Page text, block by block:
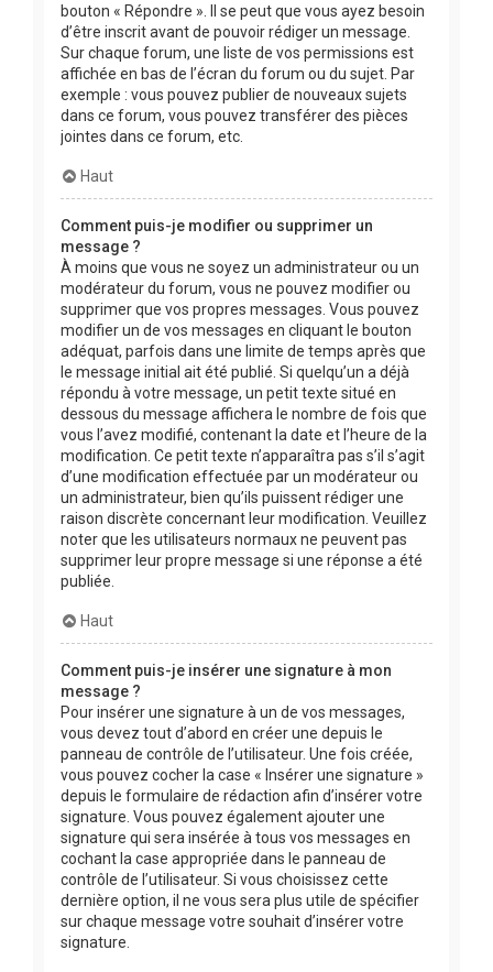
bouton « Répondre ». Il se peut que vous ayez besoin
d’être inscrit avant de pouvoir rédiger un message.
Sur chaque forum, une liste de vos permissions est
affichée en bas de l’écran du forum ou du sujet. Par
exemple : vous pouvez publier de nouveaux sujets
dans ce forum, vous pouvez transférer des pièces
jointes dans ce forum, etc.
Haut
Comment puis-je modifier ou supprimer un
message ?
À moins que vous ne soyez un administrateur ou un
modérateur du forum, vous ne pouvez modifier ou
supprimer que vos propres messages. Vous pouvez
modifier un de vos messages en cliquant le bouton
adéquat, parfois dans une limite de temps après que
le message initial ait été publié. Si quelqu’un a déjà
répondu à votre message, un petit texte situé en
dessous du message affichera le nombre de fois que
vous l’avez modifié, contenant la date et l’heure de la
modification. Ce petit texte n’apparaîtra pas s’il s’agit
d’une modification effectuée par un modérateur ou
un administrateur, bien qu’ils puissent rédiger une
raison discrète concernant leur modification. Veuillez
noter que les utilisateurs normaux ne peuvent pas
supprimer leur propre message si une réponse a été
publiée.
Haut
Comment puis-je insérer une signature à mon
message ?
Pour insérer une signature à un de vos messages,
vous devez tout d’abord en créer une depuis le
panneau de contrôle de l’utilisateur. Une fois créée,
vous pouvez cocher la case « Insérer une signature »
depuis le formulaire de rédaction afin d’insérer votre
signature. Vous pouvez également ajouter une
signature qui sera insérée à tous vos messages en
cochant la case appropriée dans le panneau de
contrôle de l’utilisateur. Si vous choisissez cette
dernière option, il ne vous sera plus utile de spécifier
sur chaque message votre souhait d’insérer votre
signature.